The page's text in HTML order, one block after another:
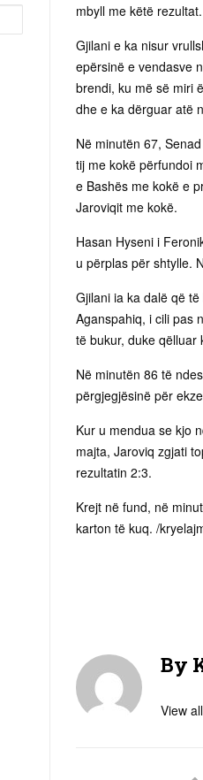
mbyll me këtë rezultat.
Gjilani e ka nisur
epërsinë e vendasve
brendi, ku më së miri
dhe e ka dërguar atë
Në minutën 67,
tij me kokë përfundoi
e Bashës me kokë e
Jaroviqit me kokë.
Hasan Hyseni i
u përplas për shtylle.
Gjilani ia ka dalë që
Aganspahiq, i cili pas
të bukur, duke qëlluar
Në minutën 86 të
përgjegjësinë për
Kur u mendua se kjo
majta, Jaroviq zgjati
rezultatin 2:3.
Krejt në fund, në
karton të kuq. /
By
View